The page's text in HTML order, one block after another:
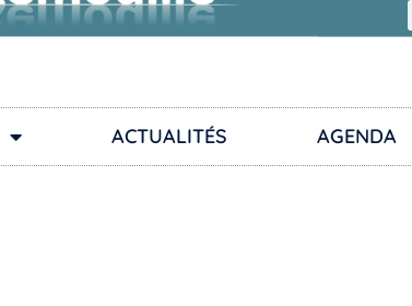
ACTUALITÉS AGENDA